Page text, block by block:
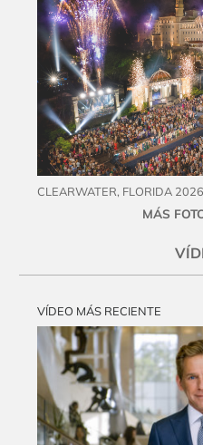
CLEARWATER, FLORIDA 2026
MÁS
VÍDEO MÁS RECIENTE